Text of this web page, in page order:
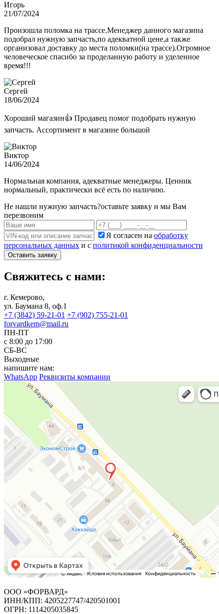
Игорь
21/07/2024
Произошла поломка на трассе.Менеджер данного магазина
подобрал нужную запчасть,по адекватной цене,а также
организовал доставку до места поломки(на трассе).Огромное
человеческое спасибо за проделанную работу и уделенное
время!!!
Сергей
18/06/2024
Хороший магазин👍 Продавец помог подобрать нужную
запчасть. Ассортимент в магазине большой
Виктор
14/06/2024
Нормальная компания, адекватные менеджеры. Ценник
нормальный, практически всё есть по наличию.
Не нашли нужную запчасть?оставьте заявку и мы Вам
перезвоним
Я согласен на обработку
персональных данных и с политикой конфиденциальности
Оставить заявку
Свяжитесь с нами:
г. Кемерово,
ул. Баумана 8, оф.1
+7 (3842) 59-21-01 +7 (902) 755-21-01
forvardkem@mail.ru
ПН-ПТ
с 8:00 до 17:00
СБ-ВС
Выходные
напишите нам:
WhatsApp Реквизиты компании
ООО «ФОРВАРД»
ИНН/КПП: 4205227747/420501001
ОГРН: 1114205035845